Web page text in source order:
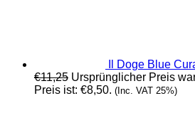
Il Doge Blue
€11,25 Ursprünglicher Preis
Preis ist: €8,50. (Inc. VAT 25%)